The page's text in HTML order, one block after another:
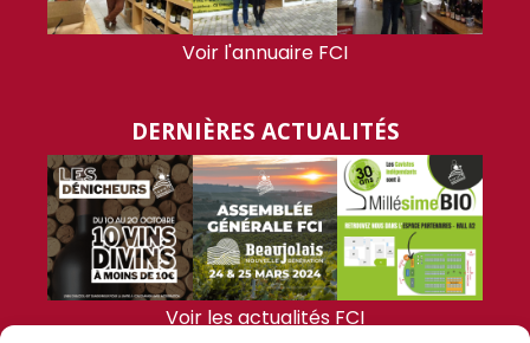
Voir l'annuaire FCI
DERNIÈRES ACTUALITÉS
Voir les actualités FCI